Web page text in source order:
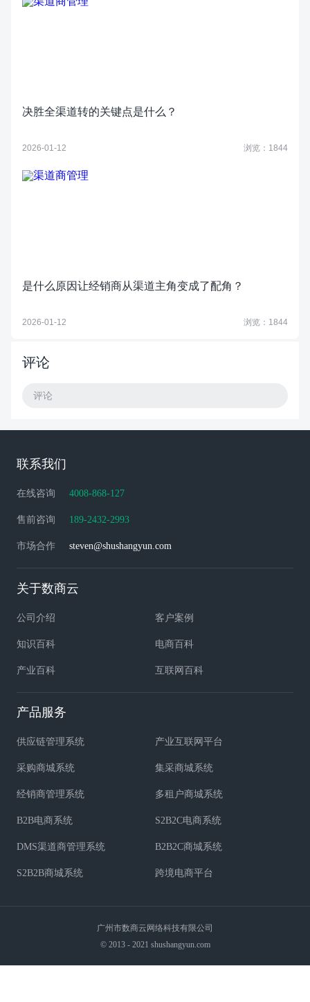
决胜全渠道转的关键点是什么？
2026-01-12 浏览：1844
是什么原因让经销商从渠道主角变成了配角？
2026-01-12 浏览：1844
评论
评论
联系我们
在线咨询 4008-868-127
售前咨询 189-2432-2993
市场合作 steven@shushangyun.com
关于数商云
公司介绍 客户案例
知识百科 电商百科
产业百科 互联网百科
产品服务
供应链管理系统 产业互联网平台
采购商城系统 集采商城系统
经销商管理系统 多租户商城系统
B2B电商系统 S2B2C电商系统
DMS渠道商管理系统 B2B2C商城系统
S2B2B商城系统 跨境电商平台
广州市数商云网络科技有限公司
© 2013 - 2021 shushangyun.com